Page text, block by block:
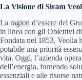
La Visione di Siram
La ragion d’essere del
in linea con gli Obiettivi
Fondata nel 1853, Veolia
potabile una priorità
vita. Oggi, l’azienda
dell’energia, fornendo
essenziali e alle risorse